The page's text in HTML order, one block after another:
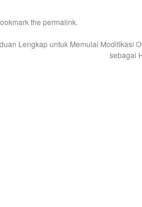
the permalink.
Lengkap untuk Memulai Modifikasi
sebagai